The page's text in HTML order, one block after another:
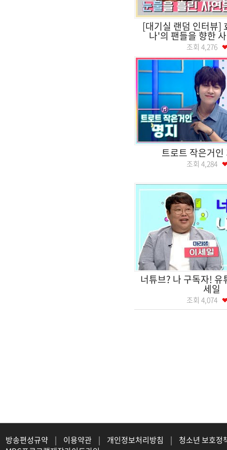
[대기실 랜덤 인터뷰]
나'의 팬들을 향한
조회 4,276
트로트 작은거인
조회 4,284
너튜브? 나 구독자!
세일
조회 4,074
방송편성규약 | 이용약관 | 개인정보처리방침 |
청소년 보호정